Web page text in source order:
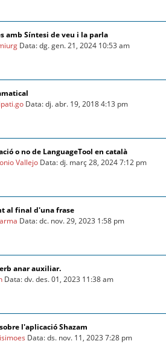
amb Síntesi de veu i la parla
Data: dg. gen. 21, 2024 10:53 am
Data: dj. abr. 19, 2018 4:13 pm
o no de LanguageTool en català
Vallejo Data: dj. març 28, 2024 7:12 pm
al final d'una frase
Data: dc. nov. 29, 2023 1:58 pm
anar auxiliar.
Data: dv. des. 01, 2023 11:38 am
l'aplicació Shazam
Data: ds. nov. 11, 2023 7:28 pm